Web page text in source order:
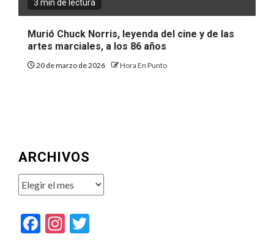
3 min de lectura
Murió Chuck Norris, leyenda del cine y de las
artes marciales, a los 86 años
20 de marzo de 2026 Hora En Punto
ARCHIVOS
Archivos
Facebook
Instagram